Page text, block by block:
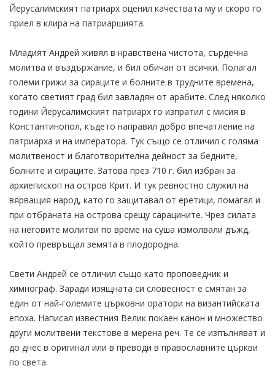
Йерусалимският патриарх оценил качествата му и скоро го
приел в клира на патриаршията.
Младият Андрей живял в нравствена чистота, сърдечна
молитва и въздържание, и бил обичан от всички. Полагал
големи грижи за сираците и болните в трудните времена,
когато светият град бил завладян от арабите. След няколко
години Йерусалимският патриарх го изпратил с мисия в
Константинопол, където направил добро впечатление на
патриарха и на императора. Тук също се отличил с голяма
молитвеност и благотворителна дейност за бедните,
болните и сираците. Затова през 710 г. бил избран за
архиепископ на остров Крит. И тук ревностно служил на
вярващия народ, като го защитавал от еретици, помагал и
при отбраната на острова срещу сарацините. Чрез силата
на неговите молитви по време на суша измолвали дъжд,
който превръщал земята в плодородна.
Свети Андрей се отличил също като проповедник и
химнограф. Заради изящната си словесност е смятан за
един от най-големите църковни оратори на византийската
епоха. Написал известния Велик покаен канон и множество
други молитвени текстове в мерена реч. Те се изпълняват и
до днес в оригинал или в преводи в православните църкви
по света.